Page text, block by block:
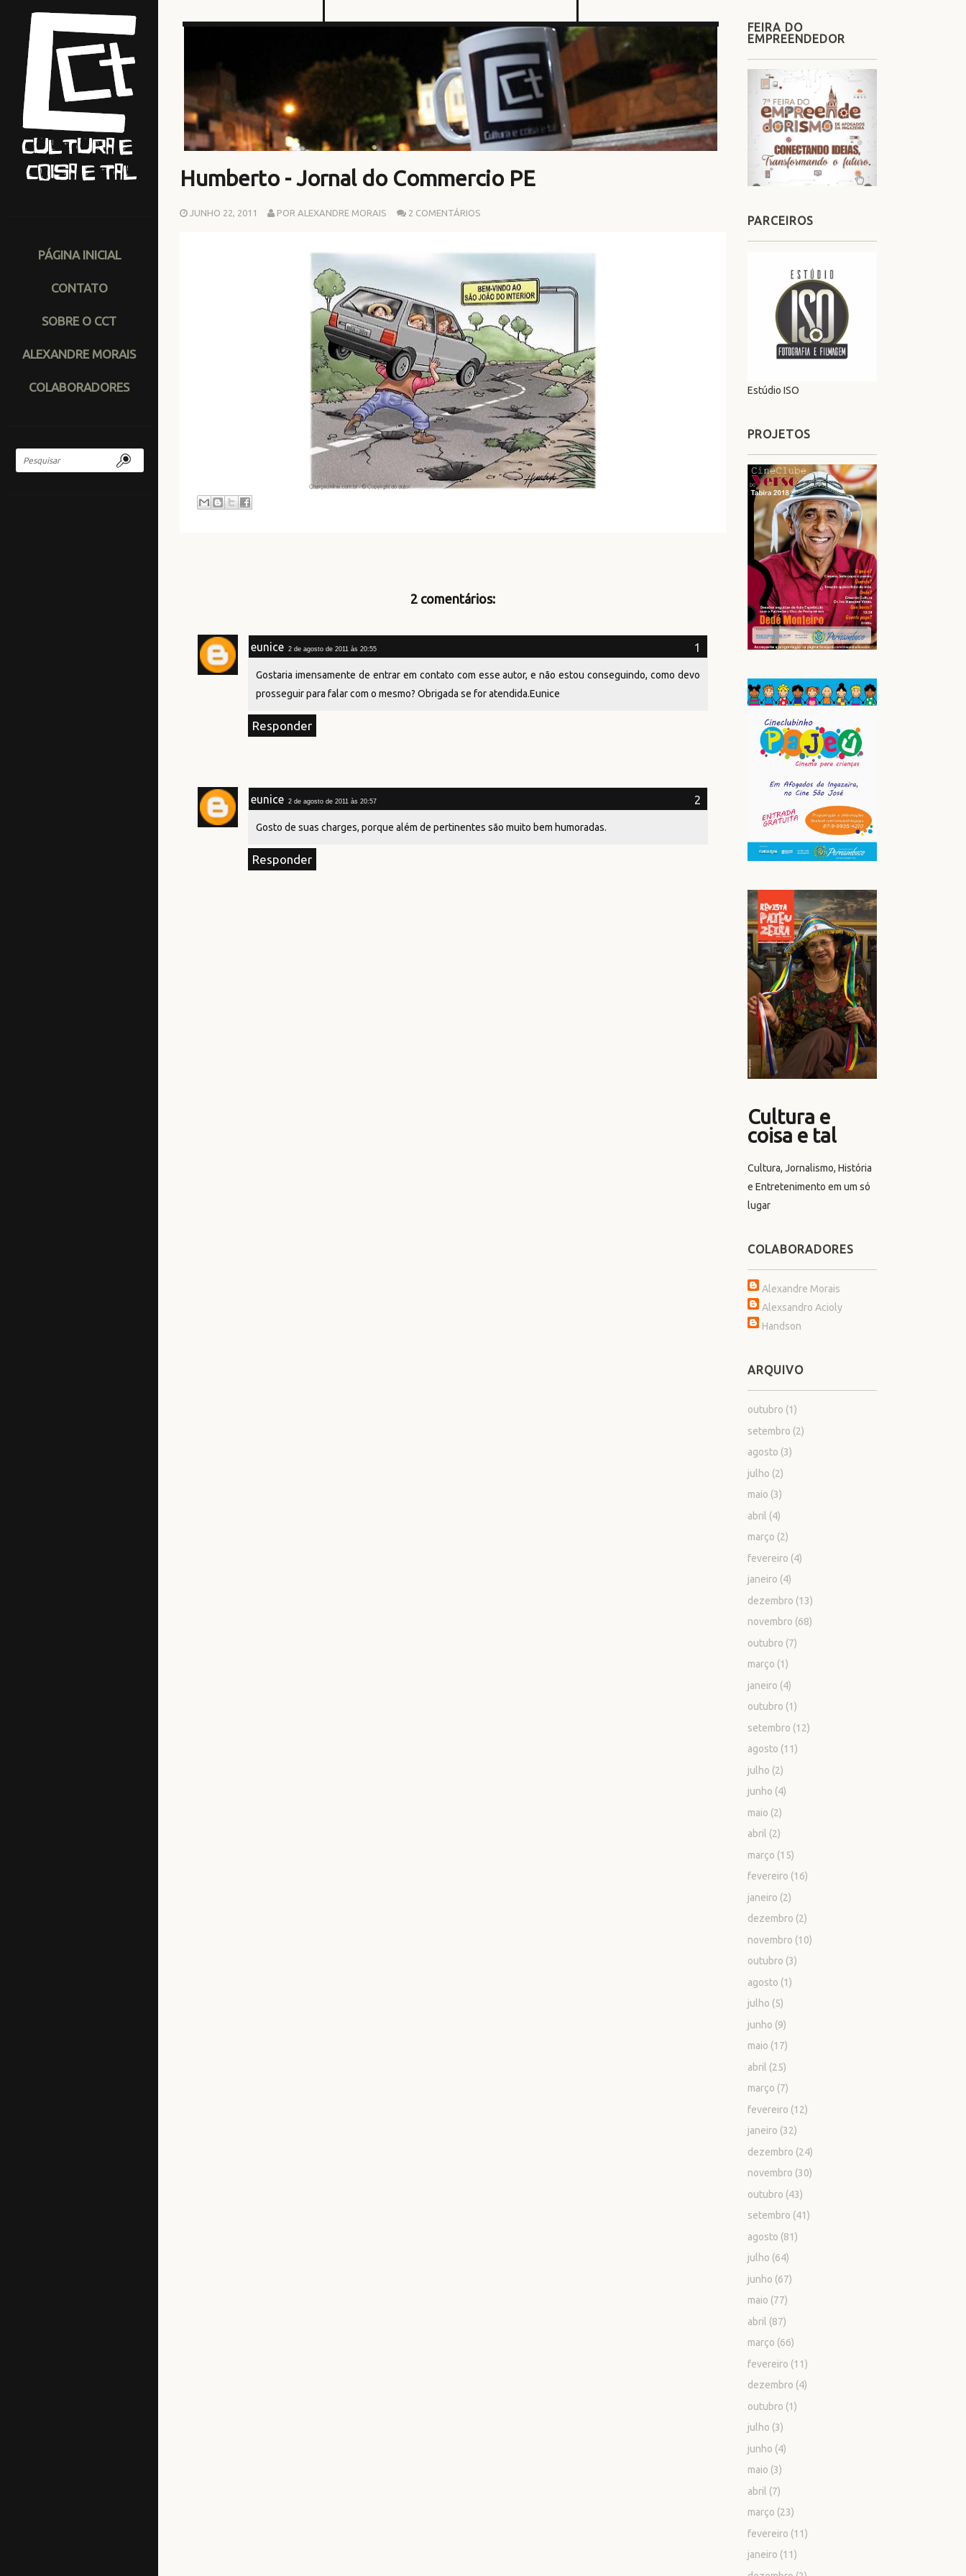
PÁGINA INICIAL
CONTATO
SOBRE O CCT
ALEXANDRE MORAIS
COLABORADORES
Humberto - Jornal do Commercio PE
JUNHO 22, 2011 POR ALEXANDRE MORAIS 2 COMENTÁRIOS
2 comentários:
eunice 2 de agosto de 2011 às 20:55
Gostaria imensamente de entrar em contato com esse autor, e não estou conseguindo, como devo
prosseguir para falar com o mesmo? Obrigada se for atendida.Eunice
Responder
eunice 2 de agosto de 2011 às 20:57
Gosto de suas charges, porque além de pertinentes são muito bem humoradas.
Responder
FEIRA DO
EMPREENDEDOR
PARCEIROS
Estúdio ISO
PROJETOS
Cultura e
coisa e tal
Cultura, Jornalismo, História
e Entretenimento em um só
lugar
COLABORADORES
Alexandre Morais
Alexsandro Acioly
Handson
ARQUIVO
outubro (1)
setembro (2)
agosto (3)
julho (2)
maio (3)
abril (4)
março (2)
fevereiro (4)
janeiro (4)
dezembro (13)
novembro (68)
outubro (7)
março (1)
janeiro (4)
outubro (1)
setembro (12)
agosto (11)
julho (2)
junho (4)
maio (2)
abril (2)
março (15)
fevereiro (16)
janeiro (2)
dezembro (2)
novembro (10)
outubro (3)
agosto (1)
julho (5)
junho (9)
maio (17)
abril (25)
março (7)
fevereiro (12)
janeiro (32)
dezembro (24)
novembro (30)
outubro (43)
setembro (41)
agosto (81)
julho (64)
junho (67)
maio (77)
abril (87)
março (66)
fevereiro (11)
dezembro (4)
outubro (1)
julho (3)
junho (4)
maio (3)
abril (7)
março (23)
fevereiro (11)
janeiro (11)